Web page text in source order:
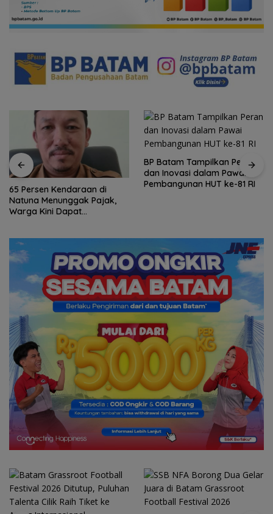
65 Persen Kendaraan di
Natuna Menunggak Pajak,
Warga Kini Dapat
BP Batam Tampilkan Peran
dan Inovasi dalam Pawai
Pembangunan HUT ke-81 RI